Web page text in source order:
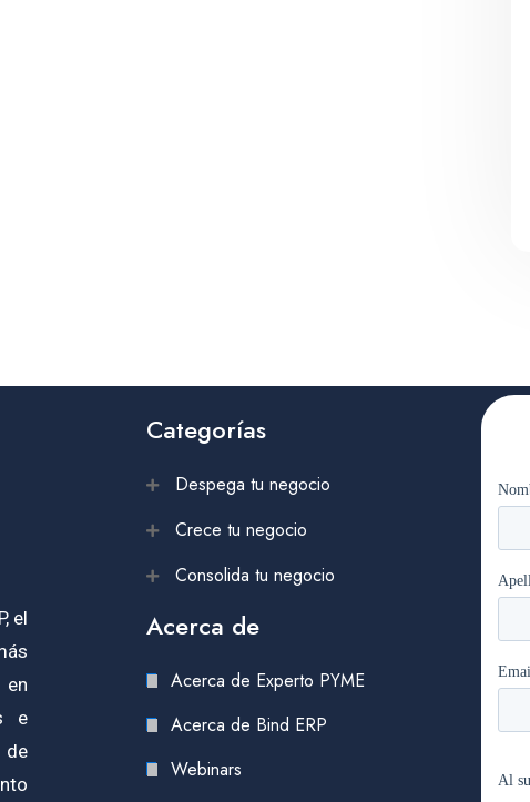
el
en
e
Categorías
Despega tu negocio
Crece tu negocio
Consolida tu negocio
Acerca de
Acerca de Experto PYME
Acerca de Bind ERP
Webinars